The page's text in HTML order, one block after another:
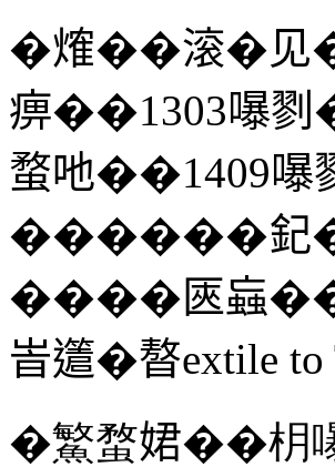
�𤌍��滚�见
痹��1303嚗
蝥吔��1409
����匧蝱��
峕𨘥�𣊁extile
�鰵蝥𡝗��枂